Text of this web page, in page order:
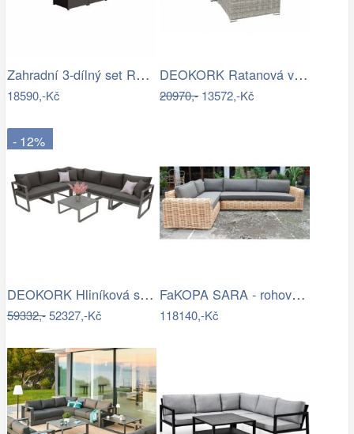
Zahradní 3-dílný set RODEN Tempo Kondela
18590,-Kč
DEOKORK Ratanová variabilní sestava…
20970,-13572,-Kč
- 12%
DEOKORK Hliníková sestava pro 6 osob…
59332,-52327,-Kč
FaKOPA SARA - rohová sedačka ze…
118140,-Kč